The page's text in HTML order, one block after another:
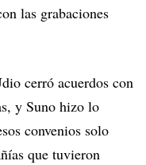
las grabaciones
cerró acuerdos con
y Suno hizo lo
convenios solo
que tuvieron